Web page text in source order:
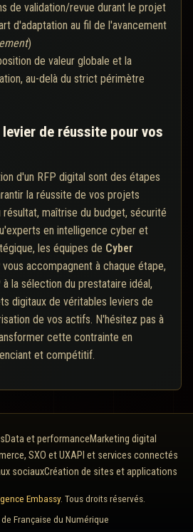
de validation/revue durant le projet
d'adaptation au fil de l'avancement
)
de valeur globale et la
au-delà du strict périmètre
levier de réussite pour vos
d'un RFP digital sont des étapes
la réussite de vos projets
résultat, maîtrise du budget, sécurité
en intelligence cyber et
les équipes de Cyber
vous accompagnent à chaque étape,
la sélection du prestataire idéal,
digitaux de véritables leviers de
de vos actifs. N'hésitez pas à
cette contrainte en
et compétitif.
Data et performanceMarketing digital
SXO et UXAPI et services connectés
sociauxCréation de sites et applications
Embassy. Tous droits réservés.
Française du Numérique